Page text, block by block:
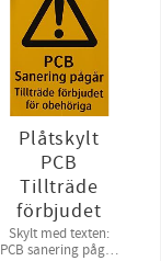
Plåtskylt
PCB
Tillträde
förbjudet
Skylt med texten:
PCB sanering pågår